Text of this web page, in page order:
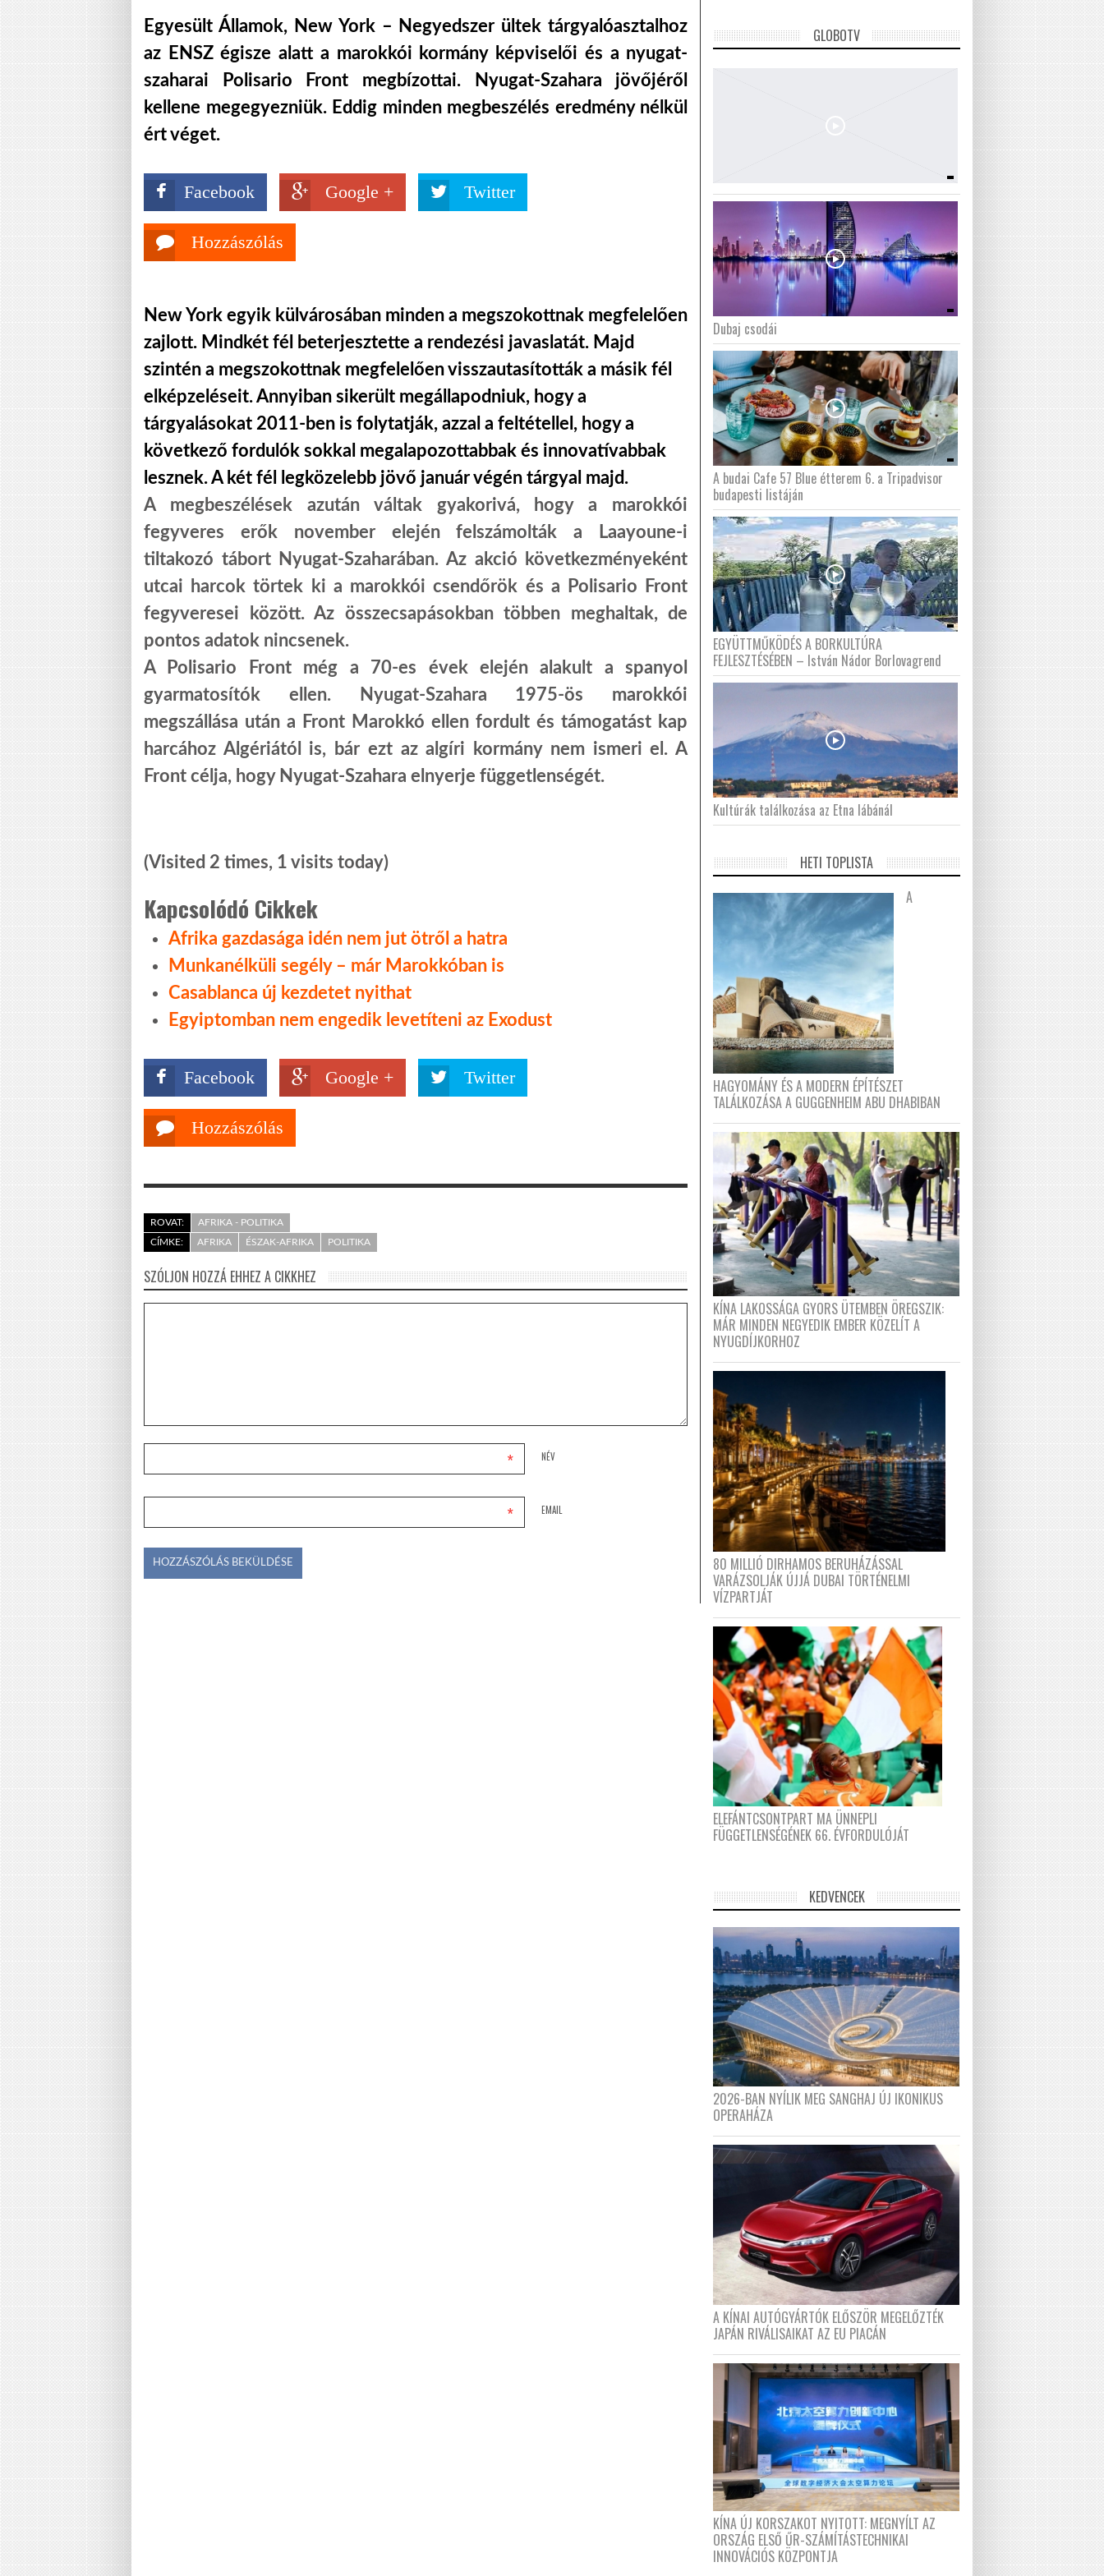
Egyesült Államok, New York – Negyedszer ültek tárgyalóasztalhoz
az ENSZ égisze alatt a marokkói kormány képviselői és a nyugat-
szaharai Polisario Front megbízottai. Nyugat-Szahara jövőjéről
kellene megegyezniük. Eddig minden megbeszélés eredmény nélkül
ért véget.
Facebook Google + Twitter
Hozzászólás
New York egyik külvárosában minden a megszokottnak megfelelően
zajlott. Mindkét fél beterjesztette a rendezési javaslatát. Majd
szintén a megszokottnak megfelelően visszautasították a másik fél
elképzeléseit. Annyiban sikerült megállapodniuk, hogy a
tárgyalásokat 2011-ben is folytatják, azzal a feltétellel, hogy a
következő fordulók sokkal megalapozottabbak és innovatívabbak
lesznek. A két fél legközelebb jövő január végén tárgyal majd.
A megbeszélések azután váltak gyakorivá, hogy a marokkói
fegyveres erők november elején felszámolták a Laayoune-i
tiltakozó tábort Nyugat-Szaharában. Az akció következményeként
utcai harcok törtek ki a marokkói csendőrök és a Polisario Front
fegyveresei között. Az összecsapásokban többen meghaltak, de
pontos adatok nincsenek.
A Polisario Front még a 70-es évek elején alakult a spanyol
gyarmatosítók ellen. Nyugat-Szahara 1975-ös marokkói
megszállása után a Front Marokkó ellen fordult és támogatást kap
harcához Algériától is, bár ezt az algíri kormány nem ismeri el. A
Front célja, hogy Nyugat-Szahara elnyerje függetlenségét.
(Visited 2 times, 1 visits today)
Kapcsolódó Cikkek
Afrika gazdasága idén nem jut ötről a hatra
Munkanélküli segély – már Marokkóban is
Casablanca új kezdetet nyithat
Egyiptomban nem engedik levetíteni az Exodust
Facebook Google + Twitter
Hozzászólás
ROVAT:
AFRIKA - POLITIKA
CÍMKE:
AFRIKA ÉSZAK-AFRIKA POLITIKA
SZÓLJON HOZZÁ EHHEZ A CIKKHEZ
NÉV
*
EMAIL
*
GLOBOTV
Dubaj csodái
A budai Cafe 57 Blue étterem 6. a Tripadvisor
budapesti listáján
EGYÜTTMŰKÖDÉS A BORKULTÚRA
FEJLESZTÉSÉBEN – István Nádor Borlovagrend
Kultúrák találkozása az Etna lábánál
HETI TOPLISTA
A
HAGYOMÁNY ÉS A MODERN ÉPÍTÉSZET
TALÁLKOZÁSA A GUGGENHEIM ABU DHABIBAN
KÍNA LAKOSSÁGA GYORS ÜTEMBEN ÖREGSZIK:
MÁR MINDEN NEGYEDIK EMBER KÖZELÍT A
NYUGDÍJKORHOZ
80 MILLIÓ DIRHAMOS BERUHÁZÁSSAL
VARÁZSOLJÁK ÚJJÁ DUBAI TÖRTÉNELMI
VÍZPARTJÁT
ELEFÁNTCSONTPART MA ÜNNEPLI
FÜGGETLENSÉGÉNEK 66. ÉVFORDULÓJÁT
KEDVENCEK
2026-BAN NYÍLIK MEG SANGHAJ ÚJ IKONIKUS
OPERAHÁZA
A KÍNAI AUTÓGYÁRTÓK ELŐSZÖR MEGELŐZTÉK
JAPÁN RIVÁLISAIKAT AZ EU PIACÁN
KÍNA ÚJ KORSZAKOT NYITOTT: MEGNYÍLT AZ
ORSZÁG ELSŐ ŰR-SZÁMÍTÁSTECHNIKAI
INNOVÁCIÓS KÖZPONTJA